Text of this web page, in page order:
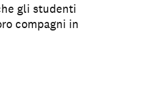
gli studenti
compagni in